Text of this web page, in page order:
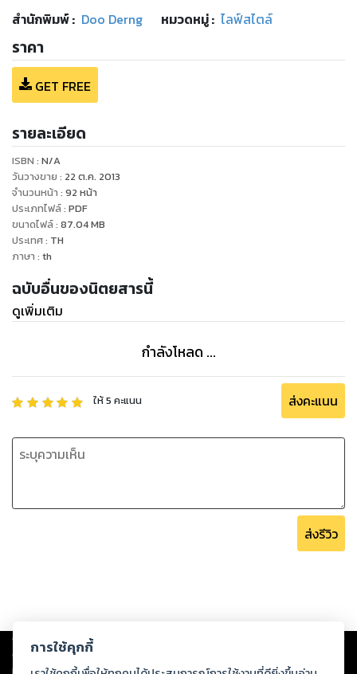
สำนักพิมพ์: Doo Derng หมวดหมู่: ไลฟ์สไตล์
ราคา
GET FREE
รายละเอียด
ISBN : N/A
วันวางขาย : 22 ต.ค. 2013
จำนวนหน้า : 92 หน้า
ประเภทไฟล์: PDF
ขนาดไฟล์: 87.04MB
ประเทศ: TH
ภาษา : th
ฉบับอื่นของนิตยสารนี้
ดูเพิ่มเติม
กำลังโหลด ...
ให้5 คะแนน ส่งคะแนน
ส่งรีวิว
Copyright © 2026
ต่อผลงานหรือเนื้อหาใดที่อัปโหลดผ่านเว็บไซต์และปรากฏว่าละเมิดสิทธิใน
ทรัพย์สินทางปัญญาของบุคคลอื่นหรือขัดต่อกฎหมายและศีลธรรม ดังนั้น ผู้อ่าน
การใช้คุกกี้